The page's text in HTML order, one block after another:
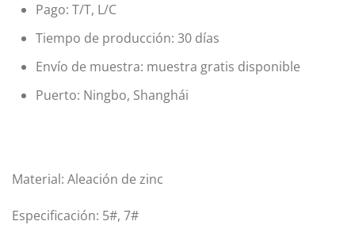
Pago: T/T, L/C
Tiempo de producción: 30 días
Envío de muestra: muestra gratis disponible
Puerto: Ningbo, Shanghái
Material: Aleación de zinc
Especificación: 5#, 7#